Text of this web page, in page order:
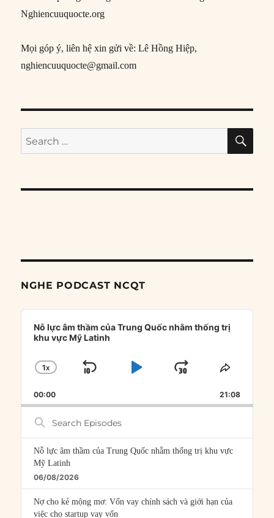
Nghiencuuquocte.org
Mọi góp ý, liên hệ xin gửi về: Lê Hồng Hiệp,
nghiencuuquocte@gmail.com
Search
for:
NGHE PODCAST NCQT
Audio
Player
Nỗ lực âm thầm của Trung Quốc nhằm thống trị
khu vực Mỹ Latinh
CHANGE
RATE
1X
SKIP
PLAYJUMP
FORWARD
SHARE
00:00 21:08
Search
Episodes
Nỗ lực âm thầm của Trung Quốc nhằm thống trị khu vực
Mỹ Latinh
06/08/2026
Nợ cho kẻ mộng mơ: Vốn vay chính sách và giới hạn của
việc cho startup vay vốn